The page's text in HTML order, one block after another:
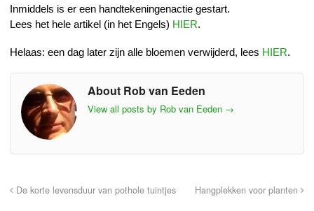
Inmiddels is er een handtekeningenactie gestart.
Lees het hele artikel (in het Engels) HIER.
Helaas: een dag later zijn alle bloemen verwijderd, lees HIER.
About Rob van Eeden
View all posts by Rob van Eeden →
De korte levensduur van pothole tuintjes Hangplekken voor planten